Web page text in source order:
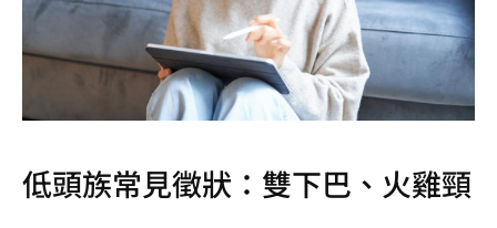
低頭族常見徵狀：雙下巴、火雞頸